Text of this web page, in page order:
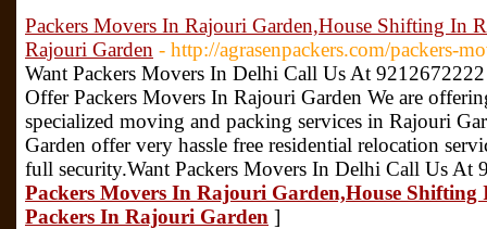
Packers Movers In Rajouri Garden,House Shifting In
Rajouri Garden - http://agrasenpackers.com/packers-
Want Packers Movers In Delhi Call Us At
Offer Packers Movers In Rajouri Garden We are
specialized moving and packing services in Rajouri
Garden offer very hassle free residential relocation
full security.Want Packers Movers In Delhi Call Us
Packers Movers In Rajouri Garden,House
Packers In Rajouri Garden ]